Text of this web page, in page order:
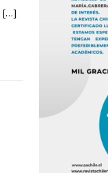
[…]